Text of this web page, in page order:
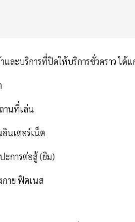
และบริการที่ปิดให้บริการชั่วคราว ได้แ
านที่เล่น
อินเตอร์เน็ต
ะการต่อสู้ (ยิม)
กาย ฟิตเนส